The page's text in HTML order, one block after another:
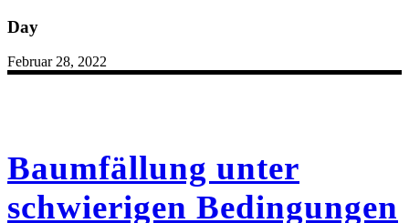
Day
Februar 28, 2022
Baumfällung unter
schwierigen Bedingungen